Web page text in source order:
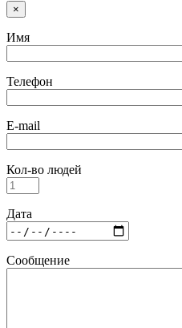
×
Имя
Телефон
E-mail
Кол-во людей
Дата
Сообщение